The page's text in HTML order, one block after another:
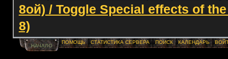
8ой) / Toggle Special effects of
8)
НАЧАЛО
ПОМОЩЬ СТАТИСТИКА СЕРВЕРА ПОИСК КАЛЕНДАРЬ